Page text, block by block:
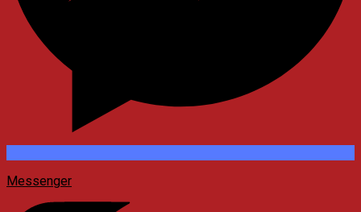
Messenger